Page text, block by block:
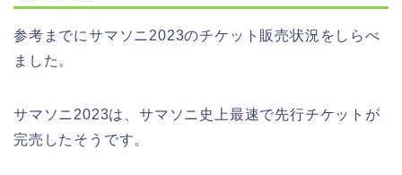
参考までにサマソニ2023のチケット販売状況をしらべ
ました。
サマソニ2023は、サマソニ史上最速で先行チケットが
完売したそうです。